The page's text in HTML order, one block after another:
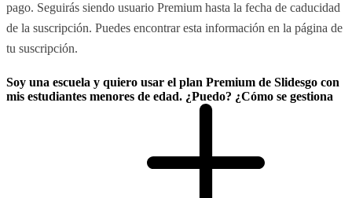
pago. Seguirás siendo usuario Premium hasta la fecha de caducidad
de la suscripción. Puedes encontrar esta información en la página de
tu suscripción.
Soy una escuela y quiero usar el plan Premium de Slidesgo con
mis estudiantes menores de edad. ¿Puedo? ¿Cómo se gestiona